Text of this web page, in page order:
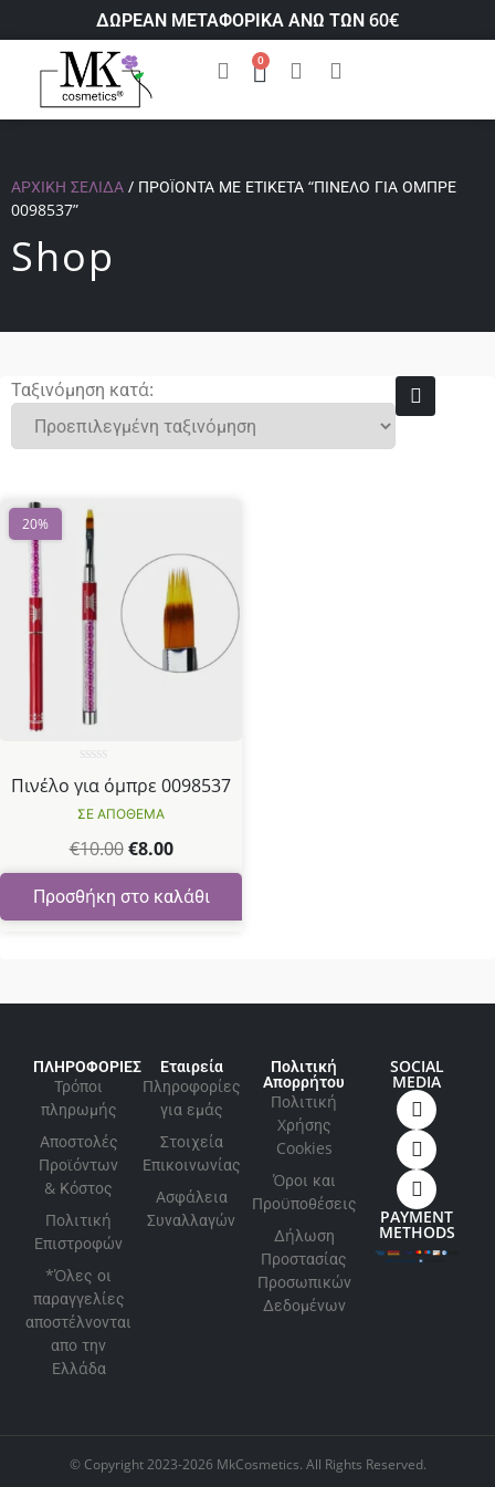
ΔΩΡΕΑΝ ΜΕΤΑΦΟΡΙΚΑ ΑΝΩ ΤΩΝ 60€
0
ΑΡΧΙΚΉ ΣΕΛΊΔΑ / ΠΡΟΪΌΝΤΑ ΜΕ ΕΤΙΚΈΤΑ “ΠΙΝΈΛΟ ΓΙΑ ΌΜΠΡΕ
0098537”
Shop
Ταξινόμηση κατά:
20%
ΣΕ ΑΠΟΘΕΜΑ
Πινέλο για όμπρε 0098537
€10.00 €8.00
Προσθήκη στο καλάθι
Βαθμολογήθηκε
με
0
από
5
ΠΛΗΡΟΦΟΡΙΕΣ
Τρόποι
πληρωμής
Αποστολές
Προϊόντων
& Κόστος
Πολιτική
Επιστροφών
*Όλες οι
παραγγελίες
αποστέλνονται
απο την
Ελλάδα
Εταιρεία
Πληροφορίες
για εμάς
Στοιχεία
Επικοινωνίας
Ασφάλεια
Συναλλαγών
Πολιτική
Απορρήτου
Πολιτική
Xρήσης
Cookies
Όροι και
Προϋποθέσεις
Δήλωση
Προστασίας
Προσωπικών
Δεδομένων
SOCIAL
MEDIA
PAYMENT
METHODS
© Copyright 2023-2026 MkCosmetics. All Rights Reserved.